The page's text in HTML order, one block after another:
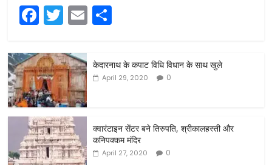
F
a
c
e
b
o
o
k
T
w
itt
er
E
m
ai ar
e
केदारनाथ के कपाट विधि विधान के साथ खुले
April 29, 2020 0
क्वारंटाइन सेंटर बने तिरुपति, श्रीकालहस्ती और
कनिपक्कम मंदिर
April 27, 2020 0